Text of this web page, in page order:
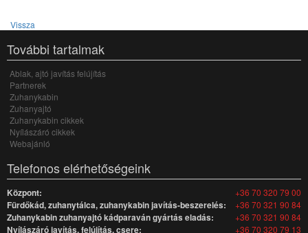
Vissza
További tartalmak
Ablak, ajtó javítás felújítás
Partnerek
Zuhanykabin
Zuhanyajtó
Zuhanykabin cikkek
Nyílászáró cikkek
Webajánló
Telefonos elérhetőségeink
Központ: +36 70 320 79 00
Fürdőkád, zuhanytálca, zuhanykabin javítás-beszerelés: +36 70 321 90 84
Zuhanykabin zuhanyajtó kádparaván gyártás eladás: +36 70 321 90 84
Nyílászáró javítás, felújítás, csere: +36 70 320 79 13